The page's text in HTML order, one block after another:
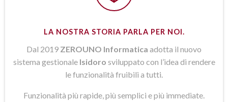
LA NOSTRA STORIA PARLA PER NOI.
Dal 2019 ZEROUNO Informatica adotta il nuovo
sistema gestionale Isidoro sviluppato con l’idea di rendere
le funzionalità fruibili a tutti.
Funzionalità più rapide, più semplici e più immediate.